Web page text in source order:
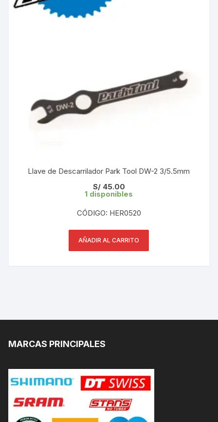
Llave de Descarrilador Park Tool DW-2 3/5.5mm
S/45.00
1 disponibles
CÓDIGO: HER0520
AÑADIR AL CARRITO
MARCAS PRINCIPALES